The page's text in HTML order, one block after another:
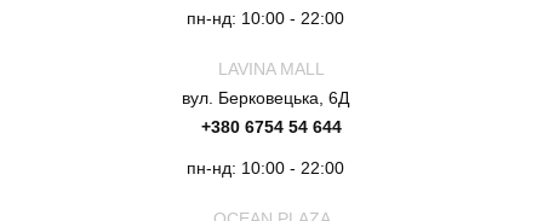
пн-нд: 10:00 - 22:00
LAVINA MALL
вул. Берковецька, 6Д
+380 6754 54 644
пн-нд: 10:00 - 22:00